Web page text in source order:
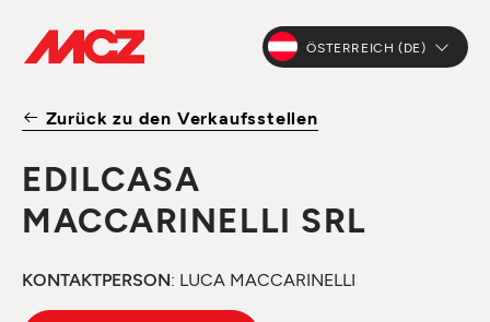
ÖSTERREICH (DE)
Zurück zu den Verkaufsstellen
EDILCASA
MACCARINELLI SRL
KONTAKTPERSON: LUCA MACCARINELLI